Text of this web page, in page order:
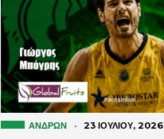
ΑΝΔΡΏΝ · 23 ΙΟΥΛΊΟΥ, 2026